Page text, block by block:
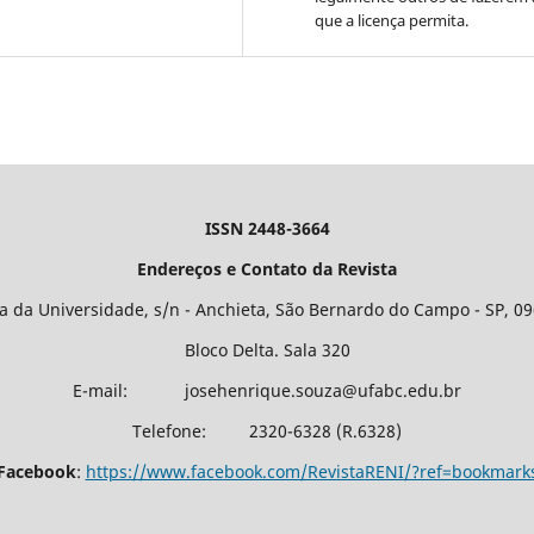
que a licença permita.
ISSN 2448-3664
Endereços e Contato da Revista
da Universidade, s/n - Anchieta, São Bernardo do Campo - SP,
Bloco Delta. Sala 320
E-mail: josehenrique.souza@ufabc.edu.br
Telefone: 2320-6328 (R.6328)
: https://www.facebook.com/RevistaRENI/